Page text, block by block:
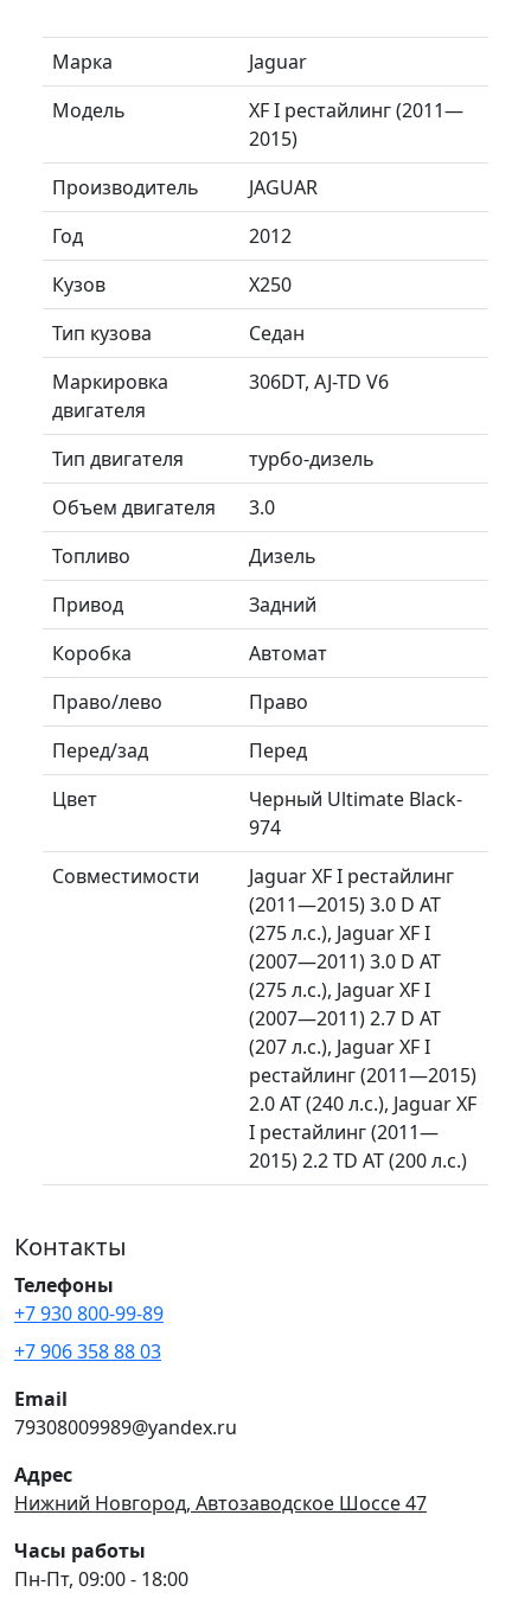
Марка
Jaguar
Модель
XF I рестайлинг (2011—
2015)
Производитель
JAGUAR
Год
2012
Кузов
X250
Тип кузова
Седан
Маркировка
двигателя
306DT, AJ-TD V6
Тип двигателя
турбо-дизель
Объем двигателя
3.0
Топливо
Дизель
Привод
Задний
Коробка
Автомат
Право/лево
Право
Перед/зад
Перед
Цвет
Черный Ultimate Black-
974
Совместимости
Jaguar XF I рестайлинг
(2011—2015) 3.0 D AT
(275 л.с.), Jaguar XF I
(2007—2011) 3.0 D AT
(275 л.с.), Jaguar XF I
(2007—2011) 2.7 D AT
(207 л.с.), Jaguar XF I
рестайлинг (2011—2015)
2.0 AT (240 л.с.), Jaguar XF
I рестайлинг (2011—
2015) 2.2 TD AT (200 л.с.)
Контакты
Телефоны
+7 930 800-99-89
+7 906 358 88 03
Email
79308009989@yandex.ru
Адрес
Нижний Новгород, Автозаводское Шоссе 47
Часы работы
Пн-Пт, 09:00 - 18:00